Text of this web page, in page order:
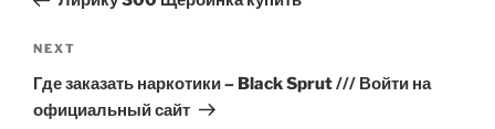
Next
Post
NEXT
Где заказать наркотики – Black Sprut /// Войти на
официальный сайт